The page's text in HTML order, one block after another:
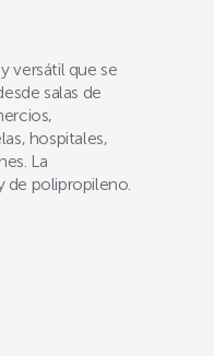
versátil que se
salas de
hospitales,
La
de polipropileno.